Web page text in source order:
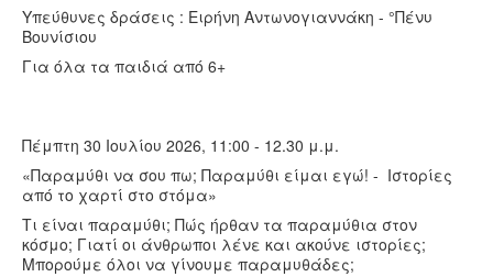
Υπεύθυνες δράσεις : Ειρήνη Αντωνογιαννάκη - °Πένυ
Βουνίσιου
Για όλα τα παιδιά από 6+
Πέμπτη 30 Ιουλίου 2026, 11:00 - 12.30 μ.μ.
«Παραμύθι να σου πω; Παραμύθι είμαι εγώ! - Ιστορίες
από το χαρτί στο στόμα»
Τι είναι παραμύθι; Πώς ήρθαν τα παραμύθια στον
κόσμο; Γιατί οι άνθρωποι λένε και ακούνε ιστορίες;
Μπορούμε όλοι να γίνουμε παραμυθάδες;